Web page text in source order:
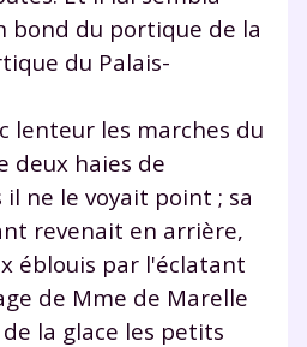
bond du portique de la
du Palais-
lenteur les marches du
deux haies de
ne le voyait point ; sa
revenait en arrière,
éblouis par l'éclatant
de Mme de Marelle
la glace les petits